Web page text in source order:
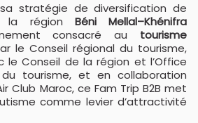
la région Béni Mellal–Khénifra
consacré au tourisme
le Conseil régional du tourisme,
Conseil de la région et l’Office
tourisme, et en collaboration
Club Maroc, ce Fam Trip B2B met
comme levier d’attractivité